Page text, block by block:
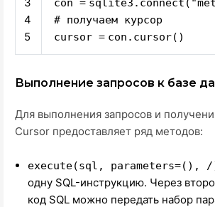
4
5
con = sqlite3.connect(
# получаем курсор
cursor = con.cursor()
Выполнение запросов к базе
Для выполнения запросов и
Cursor предоставляет ряд методов:
execute(sql, parameters=(), /
одну SQL-инструкцию. Через
код SQL можно передать набор